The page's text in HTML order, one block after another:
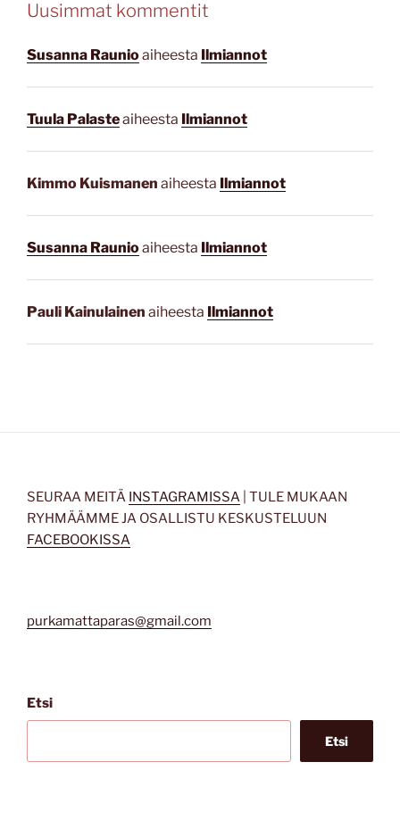
Uusimmat kommentit
Susanna Raunioaiheesta Ilmiannot
Tuula Palasteaiheesta Ilmiannot
Kimmo Kuismanen aiheesta Ilmiannot
Susanna Raunioaiheesta Ilmiannot
Pauli Kainulainen aiheesta Ilmiannot
SEURAA MEITÄ INSTAGRAMISSA | TULE MUKAAN
RYHMÄÄMME JA OSALLISTU KESKUSTELUUN
FACEBOOKISSA
purkamattaparas@gmail.com
Etsi
Etsi